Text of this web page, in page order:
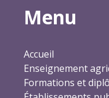
Menu
Accueil
Enseignement
Formations et